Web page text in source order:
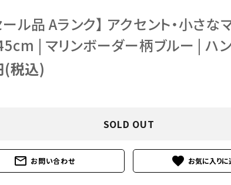
ール品 Aランク】 アクセント・小さな
| マリンボーダー柄ブルー | ハ
税込)
SOLD OUT
mail_outline お問い合わせ favorite